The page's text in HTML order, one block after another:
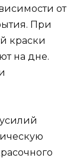
от
При
краски
на дне.